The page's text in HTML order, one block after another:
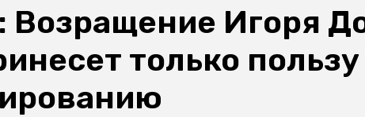
Возращение Игоря
только пользу